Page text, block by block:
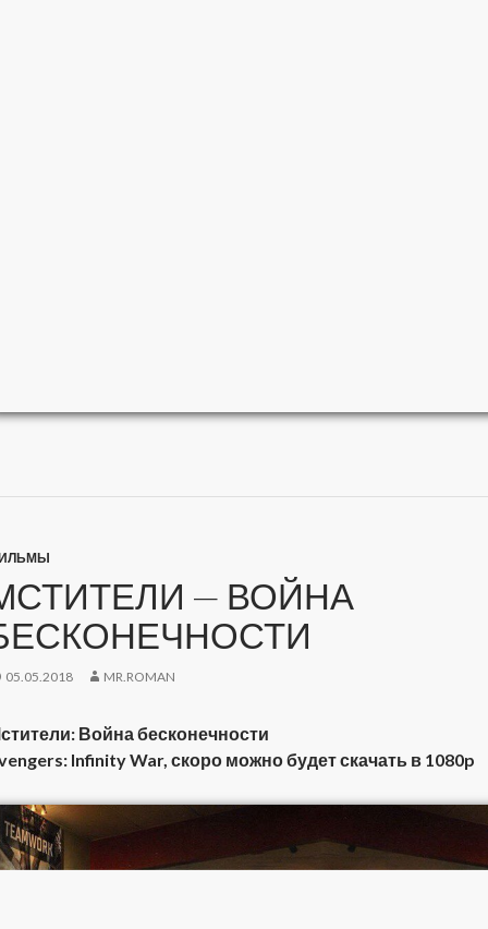
— ВОЙНА
05.05.2018 MR.ROMAN
Война бесконечности
Infinity War, скоро можно будет скачать в 1080p